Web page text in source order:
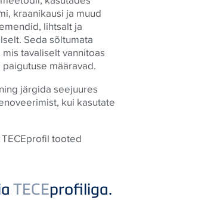
kraanikausi ja muud
lihtsalt ja
Seda sõltumata
tavaliselt vannitoas
määravad.
järgida seejuures
kui kasutate
tooted
TECEprofiliga.